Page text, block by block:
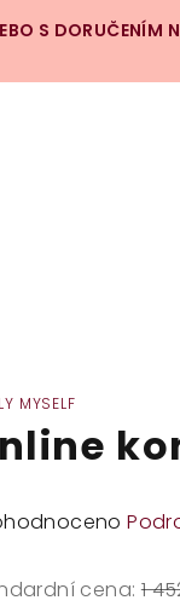
S DORUČENÍM
MYSELF
cena: 1